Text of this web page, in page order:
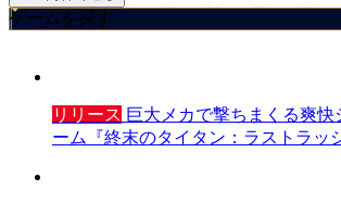
ゲームを探す
リリース 巨大メカで撃ちまくる爽
ーム『終末のタイタン：ラストラッ